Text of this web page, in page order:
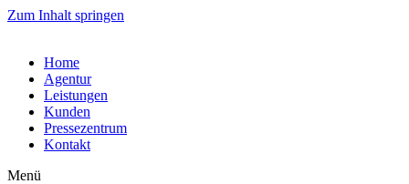
Zum Inhalt springen
Home
Agentur
Leistungen
Kunden
Pressezentrum
Kontakt
Menü